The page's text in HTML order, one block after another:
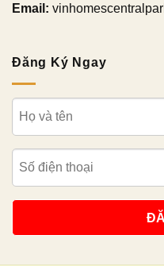
Email:
Đăng Ký Ngay